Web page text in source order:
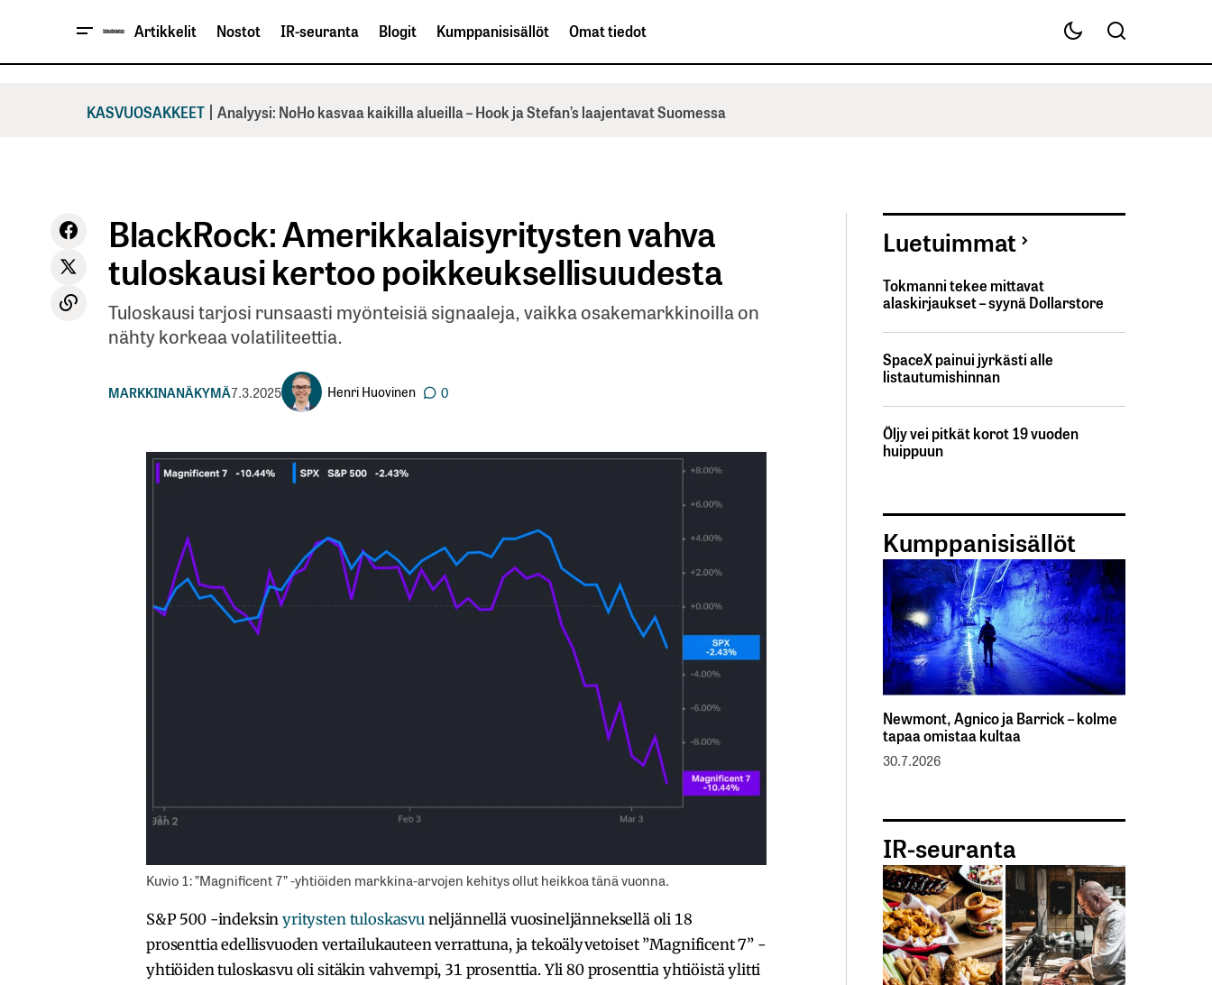
Artikkelit Nostot IR-seuranta Blogit Kumppanisisällöt Omat tiedot
KASVUOSAKKEET | Analyysi: NoHo kasvaa kaikilla alueilla – Hook ja Stefan’s laajentavat Suomessa
BlackRock: Amerikkalaisyritysten vahva
tuloskausi kertoo poikkeuksellisuudesta
Tuloskausi tarjosi runsaasti myönteisiä signaaleja, vaikka osakemarkkinoilla on
nähty korkeaa volatiliteettia.
MARKKINANÄKYMÄ7.3.2025 Henri Huovinen 0
Kuvio 1: ”Magnificent 7” -yhtiöiden markkina-arvojen kehitys ollut heikkoa tänä vuonna.
S&P 500 -indeksinyritysten tuloskasvuneljännellä vuosineljänneksellä oli 18
prosenttia edellisvuoden vertailukauteen verrattuna, ja tekoälyvetoiset ”Magnificent 7” -
yhtiöiden tuloskasvu oli sitäkin vahvempi, 31 prosenttia. Yli 80 prosenttia yhtiöistä ylitti
Luetuimmat
Tokmanni tekee mittavat
alaskirjaukset – syynä Dollarstore
SpaceX painui jyrkästi alle
listautumishinnan
Öljy vei pitkät korot 19 vuoden
huippuun
Kumppanisisällöt
Newmont, Agnico ja Barrick – kolme
tapaa omistaa kultaa
30.7.2026
IR-seuranta